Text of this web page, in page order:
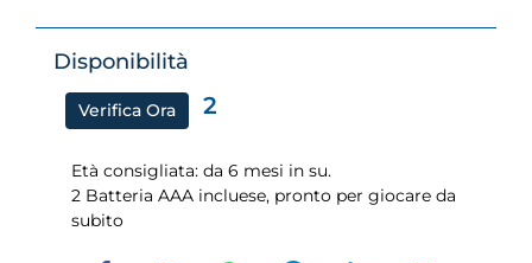
Disponibilità
Verifica Ora 2
Età consigliata: da 6 mesi in su.
2 Batteria AAA incluese, pronto per giocare da
subito